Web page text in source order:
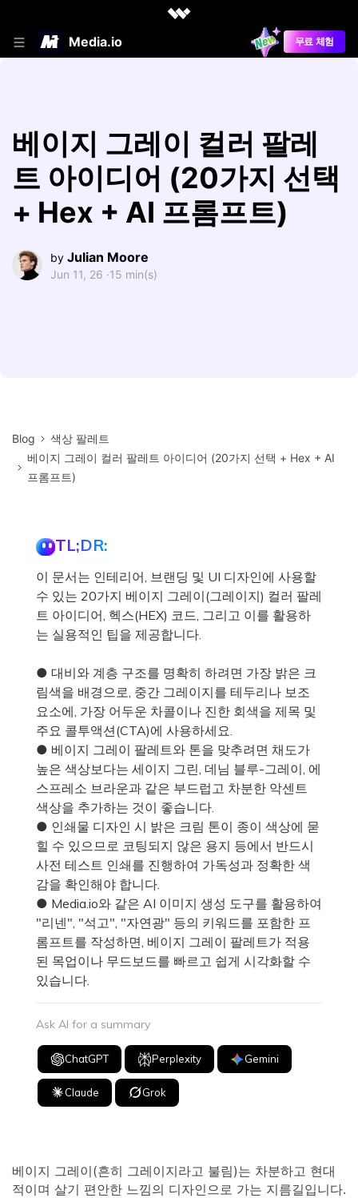
Media.io 무료 체험
베이지 그레이 컬러 팔레
트 아이디어 (20가지 선택
+ Hex + AI 프롬프트)
by Julian Moore
Jun 11, 26 ·15 min(s)
Blog
색상 팔레트
베이지 그레이 컬러 팔레트 아이디어 (20가지 선택 + Hex + AI
프롬프트)
TL;DR:
이 문서는 인테리어, 브랜딩 및 UI 디자인에 사용할
수 있는 20가지 베이지 그레이(그레이지) 컬러 팔레
트 아이디어, 헥스(HEX) 코드, 그리고 이를 활용하
는 실용적인 팁을 제공합니다.
● 대비와 계층 구조를 명확히 하려면 가장 밝은 크
림색을 배경으로, 중간 그레이지를 테두리나 보조
요소에, 가장 어두운 차콜이나 진한 회색을 제목 및
주요 콜투액션(CTA)에 사용하세요.
● 베이지 그레이 팔레트와 톤을 맞추려면 채도가
높은 색상보다는 세이지 그린, 데님 블루-그레이, 에
스프레소 브라운과 같은 부드럽고 차분한 악센트
색상을 추가하는 것이 좋습니다.
● 인쇄물 디자인 시 밝은 크림 톤이 종이 색상에 묻
힐 수 있으므로 코팅되지 않은 용지 등에서 반드시
사전 테스트 인쇄를 진행하여 가독성과 정확한 색
감을 확인해야 합니다.
● Media.io와 같은 AI 이미지 생성 도구를 활용하여
"리넨", "석고", "자연광" 등의 키워드를 포함한 프
롬프트를 작성하면, 베이지 그레이 팔레트가 적용
된 목업이나 무드보드를 빠르고 쉽게 시각화할 수
있습니다.
Ask AI for a summary
ChatGPT Perplexity Gemini
Claude Grok
베이지 그레이(흔히 그레이지라고 불림)는 차분하고 현대
적이며 살기 편안한 느낌의 디자인으로 가는 지름길입니다.